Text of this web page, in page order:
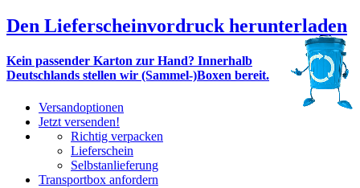
Den Lieferscheinvordruck herunterladen
Kein passender Karton zur Hand? Innerhalb
Deutschlands stellen wir (Sammel-)Boxen bereit.
Versandoptionen
Jetzt versenden!
Richtig verpacken
Lieferschein
Selbstanlieferung
Transportbox anfordern